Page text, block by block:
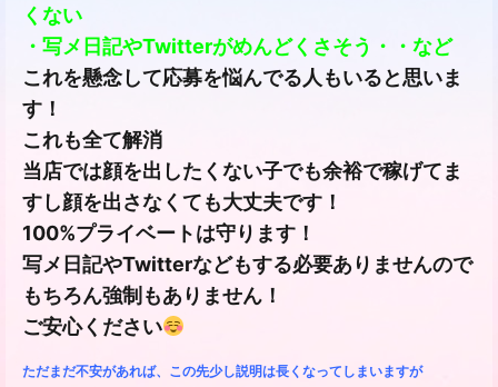
くない
・写メ日記やTwitterがめんどくさそう・・など
これを懸念して応募を悩んでる人もいると思いま
す！
これも全て解消
当店では顔を出したくない子でも余裕で稼げてま
すし顔を出さなくても大丈夫です！
100%プライベートは守ります！
写メ日記やTwitterなどもする必要ありませんので
もちろん強制もありません！
ご安心ください
ただまだ不安があれば、この先少し説明は長くなってしまいますが